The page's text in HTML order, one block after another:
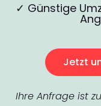
✓ Günstige
Jetzt
Ihre Anfrage ist